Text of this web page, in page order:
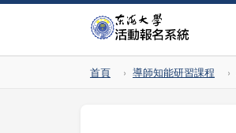
首頁 導師知能研習課程